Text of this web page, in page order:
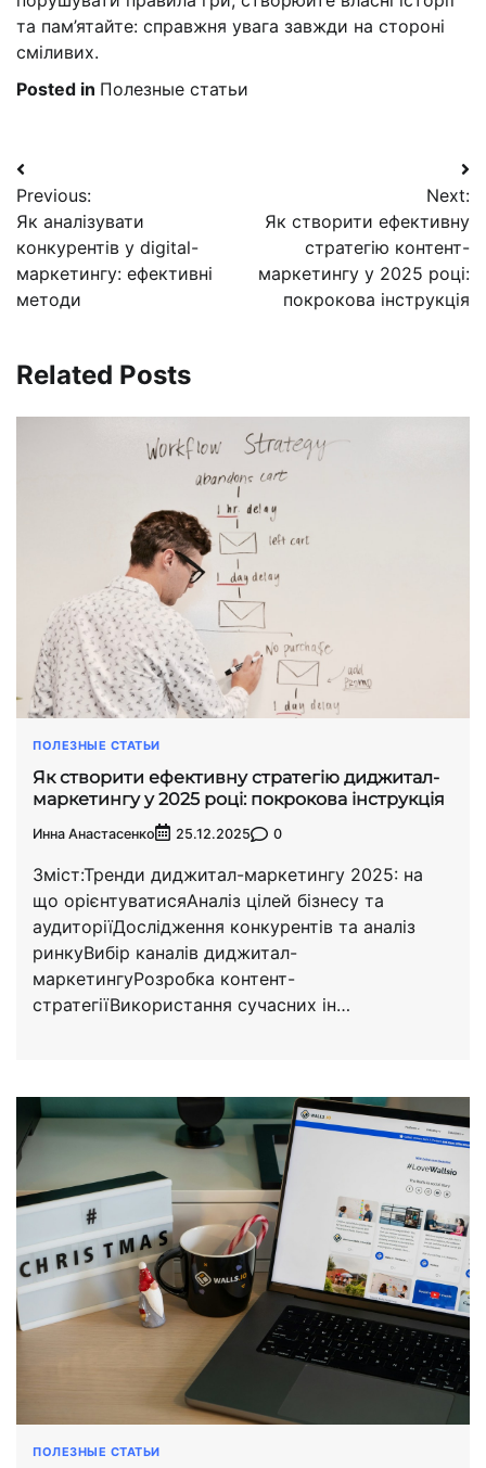
та пам’ятайте: справжня увага завжди на стороні
сміливих.
Posted in Полезные статьи
Навигация
по
записям
Previous:
Як аналізувати
конкурентів у digital-
маркетингу: ефективні
методи
Next:
Як створити ефективну
стратегію контент-
маркетингу у 2025 році:
покрокова інструкція
Related Posts
ПОЛЕЗНЫЕ СТАТЬИ
Як створити ефективну стратегiю диджитал-
маркетингу у 2025 році: покрокова інструкція
Инна Анастасенко 25.12.2025 0
Зміст:Тренди диджитал-маркетингу 2025: на
що орієнтуватисяАналіз цілей бізнесу та
аудиторіїДослідження конкурентів та аналіз
ринкуВибір каналів диджитал-
маркетингуРозробка контент-
стратегіїВикористання сучасних ін…
ПОЛЕЗНЫЕ СТАТЬИ